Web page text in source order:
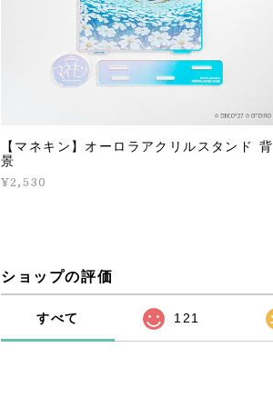
【マネキン】オーロラアクリルスタンド 背
景
¥2,530
ショップの評価
すべて 121